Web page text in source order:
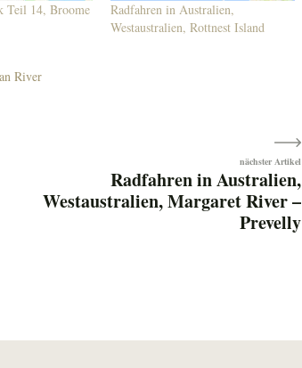
Teil 14, Broome
Radfahren in Australien,
Westaustralien, Rottnest Island
River
Radfahren in Australien,
Westaustralien, Margaret River –
Prevelly